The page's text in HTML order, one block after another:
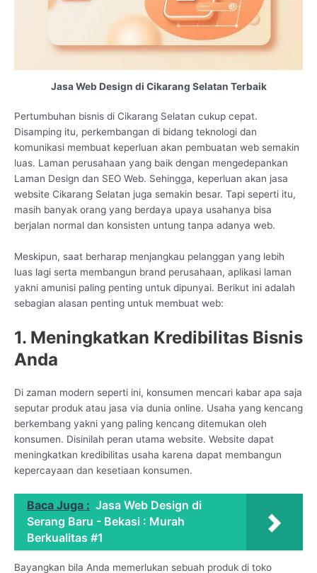
Jasa Web Design di Cikarang Selatan Terbaik
Pertumbuhan bisnis di Cikarang Selatan cukup cepat.
Disamping itu, perkembangan di bidang teknologi dan
komunikasi membuat keperluan akan pembuatan web semakin
luas. Laman perusahaan yang baik dengan mengedepankan
Laman Design dan SEO Web. Sehingga, keperluan akan jasa
website Cikarang Selatan juga semakin besar. Tapi seperti itu,
masih banyak orang yang berdaya upaya usahanya bisa
berjalan normal dan konsisten untung tanpa adanya web.
Meskipun, saat berharap menjangkau pelanggan yang lebih
luas lagi serta membangun brand perusahaan, aplikasi laman
yakni amunisi paling penting untuk dipunyai. Berikut ini adalah
sebagian alasan penting untuk membuat web:
1. Meningkatkan Kredibilitas Bisnis
Anda
Di zaman modern seperti ini, konsumen mencari kabar apa saja
seputar produk atau jasa via dunia online. Usaha yang kencang
berkembang yakni yang paling kencang ditemukan oleh
konsumen. Disinilah peran utama website. Website dapat
meningkatkan kredibilitas usaha karena dapat membangun
kepercayaan dan kesetiaan konsumen.
Baca Juga : Jasa Web Design di
Serang Baru - Bekasi : Murah
Berkualitas #1
Bayangkan bila Anda memerlukan sebuah produk di toko